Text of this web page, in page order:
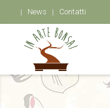
News Contatti